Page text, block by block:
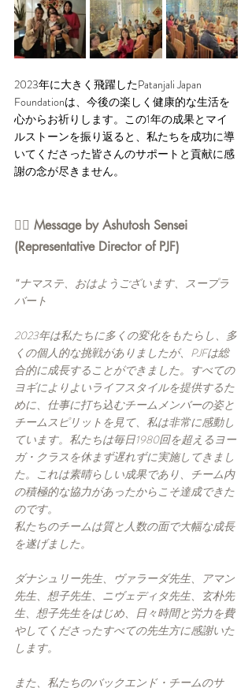
2023年に大きく飛躍したPatanjali Japan
Foundationは、今後の楽しく健康的な生活を
心からお祈りします。この1年の成果とマイ
ルストーンを振り返ると、私たちを成功に導
いてくださった皆さんのサポートと貢献に感
謝の念が尽きません。
👉🏻 Message by Ashutosh Sensei
(Representative Director of PJF)
" ナマステ、おはようございます、スープラ
バート
2023年は私たちに多くの変化をもたらし、多
くの個人的な挑戦がありましたが、PJFは総
合的に成長することができました。すべての
ヨギによりよいライフスタイルを提供するた
めに、仕事に打ち込むチームメンバーの姿と
チームスピリットを見て、私は非常に感動し
ています。私たちは毎日1980回を超えるヨー
ガ・クラスを休まず遅れずに実施してきまし
た。これは素晴らしい成果であり、チーム内
の積極的な協力があったからこそ達成できた
のです。
私たちのチームは質と人数の面で大幅な成長
を遂げました。
ダナシュリー先生、ヴァラーダ先生、アマン
先生、想子先生、ニヴェディタ先生、玄朴先
生、想子先生をはじめ、日々時間と労力を費
やしてくださったすべての先生方に感謝いた
します。
また、私たちのバックエンド・チームのサ